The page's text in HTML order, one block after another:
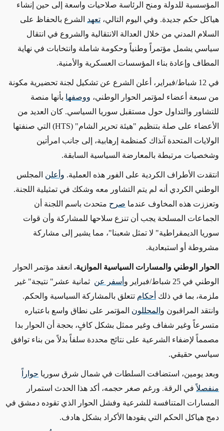
المؤسسية للدولة ومنح الرئاسة صلاحيات واسعة إلى حين إنشاء
هياكل حكم جديدة. وفي اليوم التالي، تعهد الشرع بالحفاظ على
السلام المدني من خلال العدالة الانتقالية والشروع في انتقال
سياسي يشمل مؤتمراً وطنياً وحكومة شاملة وانتخابات في نهاية
المطاف وإعادة بناء المؤسسات العسكرية والأمنية.
في 12 شباط/فبراير، أعلن الشرع عن تشكيل لجنة تحضيرية مكونة
من سبعة أعضاء لمؤتمر الحوار الوطني، ووصفها بأنها منصة
للتشاور والتداول حول مستقبل سوريا السياسي. كان العديد من
الأعضاء على صلة بتنظيم "هيئة تحرير الشام" (HTS)
التي صنفتها
الولايات المتحدة آنذاك كمنظمة إرهابية، إلى جانب امرأتين
وشخصيات مرتبطة بالمعارضة السياسية السابقة.
انتقدت الأطراف الكردية على الفور هذه العملية. وأعلن المجلس
الوطني الكردي أنه لم يتم التشاور معه وشكك في تمثيلية اللجنة.
وتعززت هذه المخاوف عندما صرح متحدث باسم اللجنة أن
الجماعات المسلحة يجب أن تنزع سلاحها للمشاركة وأن قوات
سوريا الديمقراطية" لا تمثل شعبنا"، مما يشير إلى مشاركة
مشروطة أو استبعادية.
الحوار الوطني والمسارات السياسية الموازية. انعقد مؤتمر الحوار
الوطني في 25 شباط/فبراير و أسفر عن ثمانية عشر" نتيجة" غير
ملزمة، بما في ذلك أحكام تتعلق بالمشاركة السياسية والحكم.
وانتقد المراقبون و المحللون المؤتمر على نطاق واسع باعتباره
متسرعاً وغير شفاف وغير ممثل بشكل كافٍ، بحجة أن الحوار بدا
مصمماً لإضفاء الشرعية على نتائج محددة سلفاً بدلاً من بناء توافق
سياسي حقيقي.
وبعد يومين، استضافت السلطات في شمال شرق سوريا حواراً
منفصلاًفي الرقة. ورغم صغر حجمه، أكد هذا الحدث استمرار
المسارات المتنافسة للشرعية وفشل الحوار الذي تقوده دمشق في
دمج هياكل الحكم التي يقودها الأكراد بشكل هادف.